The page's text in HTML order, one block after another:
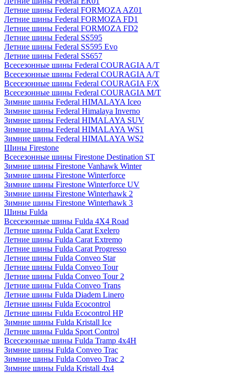
Летние шины Federal FORMOZA AZ01
Летние шины Federal FORMOZA FD1
Летние шины Federal FORMOZA FD2
Летние шины Federal SS595
Летние шины Federal SS595 Evo
Летние шины Federal SS657
Всесезонные шины Federal COURAGIA A/T
Всесезонные шины Federal COURAGIA A/T
Всесезонные шины Federal COURAGIA F/X
Всесезонные шины Federal COURAGIA M/T
Зимние шины Federal HIMALAYA Iceo
Зимние шины Federal Himalaya Inverno
Зимние шины Federal HIMALAYA SUV
Зимние шины Federal HIMALAYA WS1
Зимние шины Federal HIMALAYA WS2
Шины Firestone
Всесезонные шины Firestone Destination ST
Зимние шины Firestone Vanhawk Winter
Зимние шины Firestone Winterforce
Зимние шины Firestone Winterforce UV
Зимние шины Firestone Winterhawk 2
Зимние шины Firestone Winterhawk 3
Шины Fulda
Всесезонные шины Fulda 4X4 Road
Летние шины Fulda Carat Exelero
Летние шины Fulda Carat Extremo
Летние шины Fulda Carat Progresso
Летние шины Fulda Conveo Star
Летние шины Fulda Conveo Tour
Летние шины Fulda Conveo Tour 2
Летние шины Fulda Conveo Trans
Летние шины Fulda Diadem Linero
Летние шины Fulda Ecocontrol
Летние шины Fulda Ecocontrol HP
Зимние шины Fulda Kristall Ice
Летние шины Fulda Sport Control
Всесезонные шины Fulda Tramp 4x4H
Зимние шины Fulda Conveo Trac
Зимние шины Fulda Conveo Trac 2
Зимние шины Fulda Kristall 4x4